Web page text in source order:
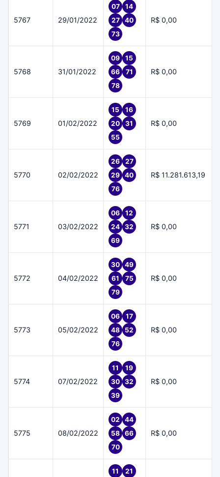
5767 29/01/2022
07
14
27
40
73
R$ 0,00
5768 31/01/2022
09
15
66
71
78
R$ 0,00
5769 01/02/2022
15
16
20
31
55
R$ 0,00
5770 02/02/2022
26
27
29
40
76
R$ 11.281.613,19
5771 03/02/2022
06
12
24
32
69
R$ 0,00
5772 04/02/2022
30
49
61
75
79
R$ 0,00
5773 05/02/2022
06
17
48
52
76
R$ 0,00
5774 07/02/2022
11
19
30
32
39
R$ 0,00
5775 08/02/2022
02
44
58
66
70
R$ 0,00
11
21